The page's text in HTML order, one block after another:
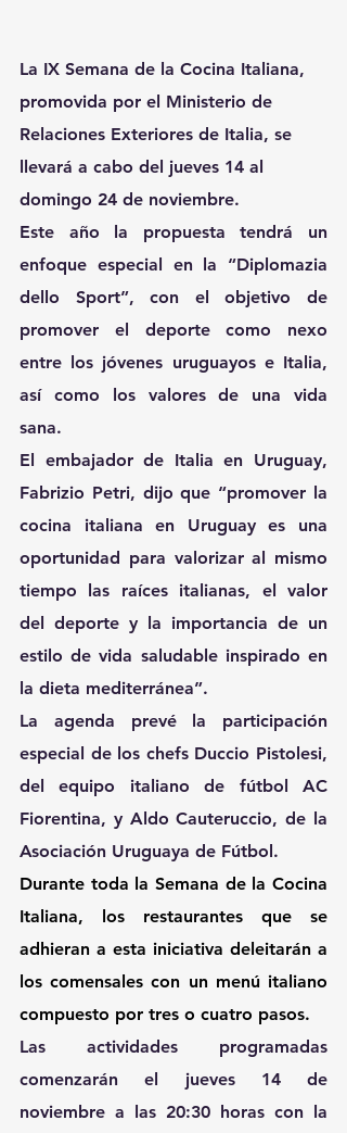
La IX Semana de la Cocina Italiana,
promovida por el Ministerio de
Relaciones Exteriores de Italia, se
llevará a cabo del jueves 14 al
domingo 24 de noviembre.
Este año la propuesta tendrá un
enfoque especial en la “Diplomazia
dello Sport”, con el objetivo de
promover el deporte como nexo
entre los jóvenes uruguayos e Italia,
así como los valores de una vida
sana.
El embajador de Italia en Uruguay,
Fabrizio Petri, dijo que “promover la
cocina italiana en Uruguay es una
oportunidad para valorizar al mismo
tiempo las raíces italianas, el valor
del deporte y la importancia de un
estilo de vida saludable inspirado en
la dieta mediterránea”.
La agenda prevé la participación
especial de los chefs Duccio Pistolesi,
del equipo italiano de fútbol AC
Fiorentina, y Aldo Cauteruccio, de la
Asociación Uruguaya de Fútbol.
Durante toda la Semana de la Cocina
Italiana, los restaurantes que se
adhieran a esta iniciativa deleitarán a
los comensales con un menú italiano
compuesto por tres o cuatro pasos.
Las actividades programadas
comenzarán el jueves 14 de
noviembre a las 20:30 horas con la